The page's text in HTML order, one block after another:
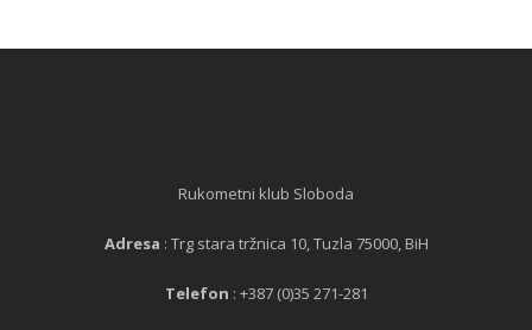
Rukometni klub Sloboda
Adresa : Trg stara tržnica 10, Tuzla 75000, BiH
Telefon : +387 (0)35 271-281